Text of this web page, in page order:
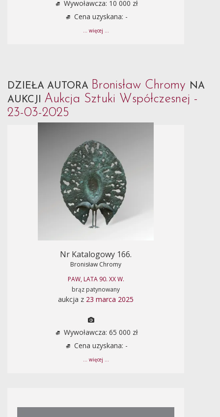
Wywoławcza: 10 000 zł
Cena uzyskana: -
... więcej ...
DZIEŁA AUTORA Bronisław Chromy NA
AUKCJI Aukcja Sztuki Współczesnej -
23-03-2025
Nr Katalogowy 166.
Bronisław Chromy
PAW, LATA 90. XX W.
brąz patynowany
aukcja z 23 marca 2025
Wywoławcza: 65 000 zł
Cena uzyskana: -
... więcej ...